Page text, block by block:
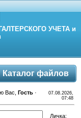
УЧЕТА и
Каталог файлов
Вас ,Гость ·
07.08.2026,
07:48
Личка: